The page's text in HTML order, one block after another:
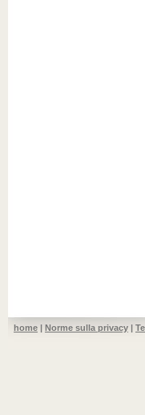
home | Norme sulla privacy |